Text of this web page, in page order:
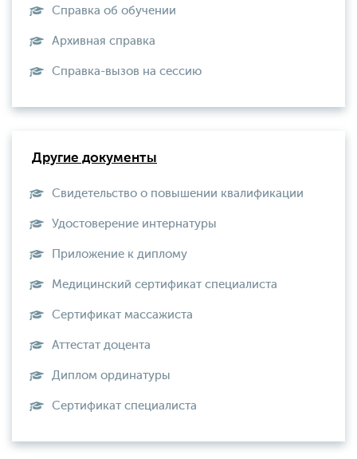
Справка об обучении
Архивная справка
Справка-вызов на сессию
Другие документы
Свидетельство о повышении квалификации
Удостоверение интернатуры
Приложение к диплому
Медицинский сертификат специалиста
Сертификат массажиста
Аттестат доцента
Диплом ординатуры
Сертификат специалиста